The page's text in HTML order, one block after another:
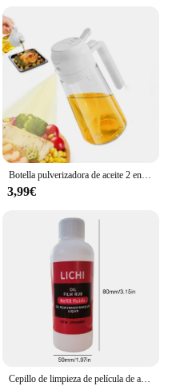
Botella pulverizadora de aceite 2 en 1, cocina de plástico, barbacoa, dispensador de aceite de oliva, tarro de aceite para hornear, vinagre, salsa de soja, contenedor en aerosol
3,99€
Cepillo de limpieza de película de aceite automotriz, limpiador de película de aceite de vidrio para parabrisas hidrofóbico, removedor de película para ventana de coche, 120ml